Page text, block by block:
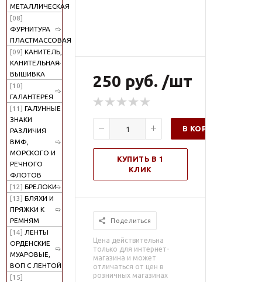
МЕТАЛЛИЧЕСКАЯ
[08]
ФУРНИТУРА
ПЛАСТМАССОВАЯ
[09] КАНИТЕЛЬ,
КАНИТЕЛЬНАЯ
ВЫШИВКА
[10]
ГАЛАНТЕРЕЯ
[11] ГАЛУННЫЕ
ЗНАКИ
РАЗЛИЧИЯ
ВМФ,
МОРСКОГО И
РЕЧНОГО
ФЛОТОВ
[12] БРЕЛОКИ
[13] БЛЯХИ И
ПРЯЖКИ К
РЕМНЯМ
[14] ЛЕНТЫ
ОРДЕНСКИЕ
МУАРОВЫЕ,
ВОП С ЛЕНТОЙ
[15]
250 руб. /шт
В КОРЗИНУ
КУПИТЬ В 1
КЛИК
Поделиться
Цена действительна
только для интернет-
магазина и может
отличаться от цен в
розничных магазинах